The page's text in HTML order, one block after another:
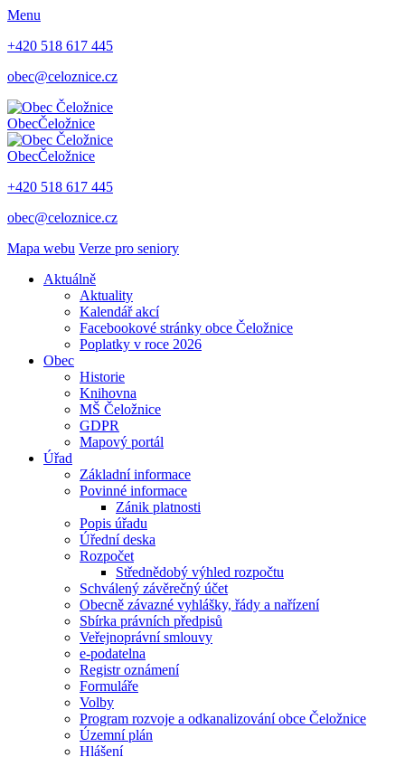
Menu
+420 518 617 445
obec@celoznice.cz
ObecČeložnice
ObecČeložnice
+420 518 617 445
obec@celoznice.cz
Mapa webu Verze pro seniory
Aktuálně
Aktuality
Kalendář akcí
Facebookové stránky obce Čeložnice
Poplatky v roce 2026
Obec
Historie
Knihovna
MŠ Čeložnice
GDPR
Mapový portál
Úřad
Základní informace
Povinné informace
Zánik platnosti
Popis úřadu
Úřední deska
Rozpočet
Střednědobý výhled rozpočtu
Schválený závěrečný účet
Obecně závazné vyhlášky, řády a nařízení
Sbírka právních předpisů
Veřejnoprávní smlouvy
e-podatelna
Registr oznámení
Formuláře
Volby
Program rozvoje a odkanalizování obce Čeložnice
Územní plán
Hlášení